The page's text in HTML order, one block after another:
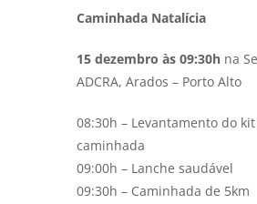
Caminhada Natalícia
15 dezembro às 09:30h na
ADCRA, Arados – Porto Alto
08:30h – Levantamento do
caminhada
09:00h – Lanche saudável
09:30h – Caminhada de 5km